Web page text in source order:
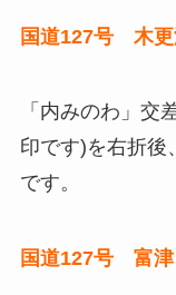
国道127号 木更
「内みのわ」交
印です)を右折後
です。
国道127号 富津